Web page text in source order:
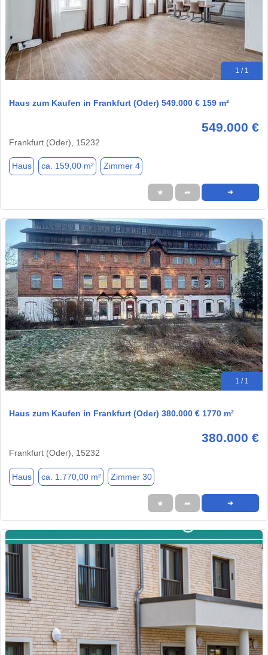
1 / 1
Haus zum Kaufen in Frankfurt (Oder) 549.000 € 159 m²
549.000 €
Frankfurt (Oder), 15232
Haus ca. 159,00 m² Zimmer 4
★ ➦ ➜
1 / 1
Haus zum Kaufen in Frankfurt (Oder) 380.000 € 1770 m²
380.000 €
Frankfurt (Oder), 15232
Haus ca. 1.770,00 m² Zimmer 30
★ ➦ ➜